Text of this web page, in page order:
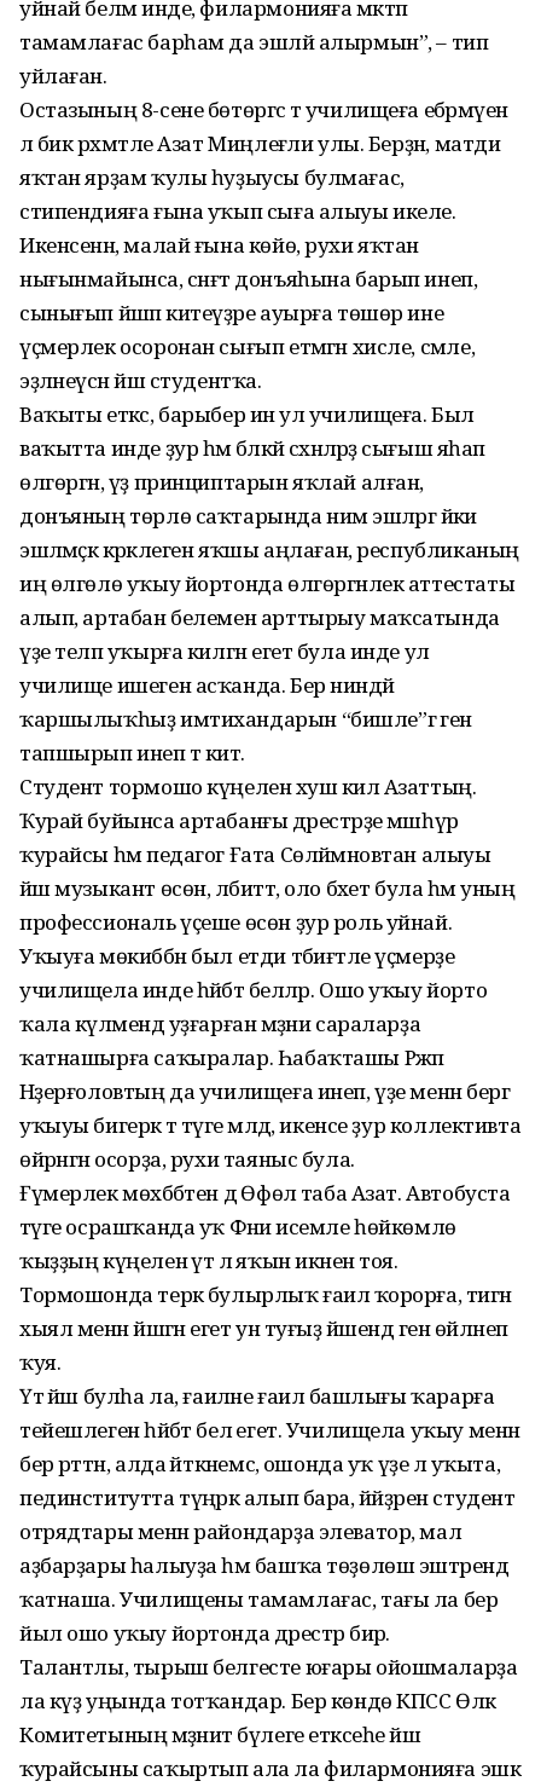
уйнай беләм инде, филармонияға мәктәп
тамамлағас барһам да эшләй алырмын”, – тип
уйлаған.
Остазының 8-сене бөтөргәс тә училищеға ебәрмәүенә
лә бик рәхмәтле Азат Миңлеғәли улы. Берҙән, матди
яҡтан ярҙам ҡулы һуҙыусы булмағас,
стипендияға ғына уҡып сыға алыуы икеле.
Икенсенән, малай ғына көйө, рухи яҡтан
нығынмайынса, сәнғәт донъяһына барып инеп,
сынығып йәшәп китеүҙәре ауырға төшөр ине
үҫмерлек осоронан сығып етмәгән хисле, сәмле,
эҙләнеүсән йәш студентҡа.
Ваҡыты еткәс, барыбер инә ул училищеға. Был
ваҡытта инде ҙур һәм бәләкәй сәхнәләрҙә сығыш яһап
өлгөргән, үҙ принциптарын яҡлай алған,
донъяның төрлө саҡтарында нимә эшләргә йәки
эшләмәҫкә кәрәклеген яҡшы аңлаған, республиканың
иң өлгөлө уҡыу йортонда өлгөргәнлек аттестаты
алып, артабан белемен арттырыу маҡсатында
үҙе теләп уҡырға килгән егет була инде ул
училище ишеген асҡанда. Бер ниндәй
ҡаршылыҡһыҙ имтихандарын “бишле”гә генә
тапшырып инеп тә китә.
Студент тормошо күңеленә хуш килә Азаттың.
Ҡурай буйынса артабанғы дәрестәрҙе мәшһүр
ҡурайсы һәм педагог Ғата Сөләймәновтан алыуы
йәш музыкант өсөн, әлбиттә, оло бәхет була һәм уның
профессиональ үҫеше өсөн ҙур роль уйнай.
Уҡыуға мөкиббән был етди тәбиғәтле үҫмерҙе
училищела инде һәйбәт беләләр. Ошо уҡыу йорто
ҡала күләмендә уҙғарған мәҙәни сараларҙа
ҡатнашырға саҡыралар. Һабаҡташы Рәжәп
Нәҙерғоловтың да училищеға инеп, үҙе менән бергә
уҡыуы бигерәк тә тәүге мәлдә, икенсе ҙур коллективта
өйрәнгән осорҙа, рухи таяныс була.
Ғүмерлек мөхәббәтен дә Өфөлә таба Азат. Автобуста
тәүге осрашҡанда уҡ Фәниә исемле һөйкөмлө
ҡыҙҙың күңеленә үтә лә яҡын икәнен тоя.
Тормошонда терәк булырлыҡ ғаилә ҡорорға, тигән
хыял менән йәшәгән егет ун туғыҙ йәшендә генә өйләнеп
ҡуя.
Үтә йәш булһа ла, ғаиләне ғаилә башлы­ғы ҡарарға
тейешлеген һәйбәт белә егет. Училищела уҡыу менән
бер рәттән, алда әйткәнемсә, ошонда уҡ үҙе лә уҡыта,
пединститутта түңәрәк алып бара, йәйҙәрен студент
отрядтары менән райондарҙа элеватор, мал
аҙбарҙары һалыуҙа һәм башҡа төҙөлөш эштәрендә
ҡатнаша. Училищены тамамлағас, тағы ла бер
йыл ошо уҡыу йортонда дәрестәр бирә.
Талантлы, тырыш белгесте юғары ойошмаларҙа
ла күҙ уңында тотҡандар. Бер көндө КПСС Өлкә
Комитетының мәҙәниәт бүлеге етәксеһе йәш
ҡурайсыны саҡыртып ала ла филармонияға эшкә